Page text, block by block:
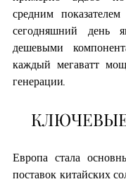
средним
сегодняшний день
дешевыми
каждый мегаватт
генерации.
Европа стала
поставок китайских